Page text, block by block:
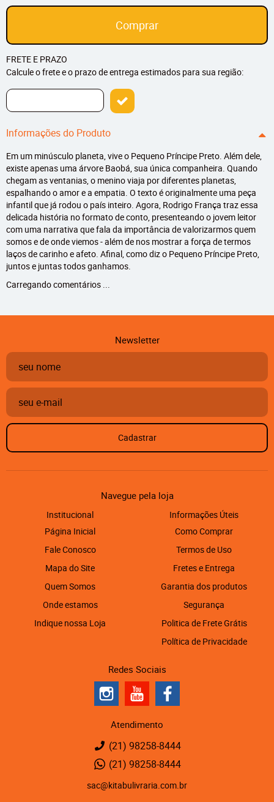
Comprar
FRETE E PRAZO
Calcule o frete e o prazo de entrega estimados para sua região:
Informações do Produto
Em um minúsculo planeta, vive o Pequeno Príncipe Preto. Além dele,
existe apenas uma árvore Baobá, sua única companheira. Quando
chegam as ventanias, o menino viaja por diferentes planetas,
espalhando o amor e a empatia. O texto é originalmente uma peça
infantil que já rodou o país inteiro. Agora, Rodrigo França traz essa
delicada história no formato de conto, presenteando o jovem leitor
com uma narrativa que fala da importância de valorizarmos quem
somos e de onde viemos - além de nos mostrar a força de termos
laços de carinho e afeto. Afinal, como diz o Pequeno Príncipe Preto,
juntos e juntas todos ganhamos.
Carregando comentários ...
Newsletter
Cadastrar
Navegue pela loja
Institucional
Página Inicial
Fale Conosco
Mapa do Site
Quem Somos
Onde estamos
Indique nossa Loja
Informações Úteis
Como Comprar
Termos de Uso
Fretes e Entrega
Garantia dos produtos
Segurança
Politica de Frete Grátis
Política de Privacidade
Redes Sociais
Atendimento
(21) 98258-8444
(21) 98258-8444
sac@kitabulivraria.com.br